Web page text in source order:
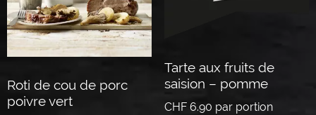
Roti de cou de porc
poivre vert
Tarte aux fruits de
saision – pomme
CHF6.90 par portion